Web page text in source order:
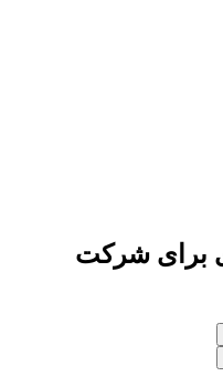
برای شرکت